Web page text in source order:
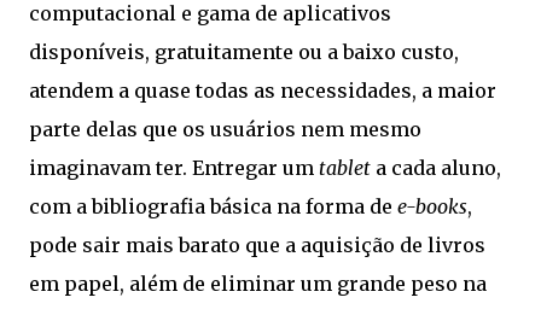
computacional e gama de aplicativos
disponíveis, gratuitamente ou a baixo custo,
atendem a quase todas as necessidades, a maior
parte delas que os usuários nem mesmo
imaginavam ter. Entregar um tablet a cada aluno,
com a bibliografia básica na forma de e-books,
pode sair mais barato que a aquisição de livros
em papel, além de eliminar um grande peso na